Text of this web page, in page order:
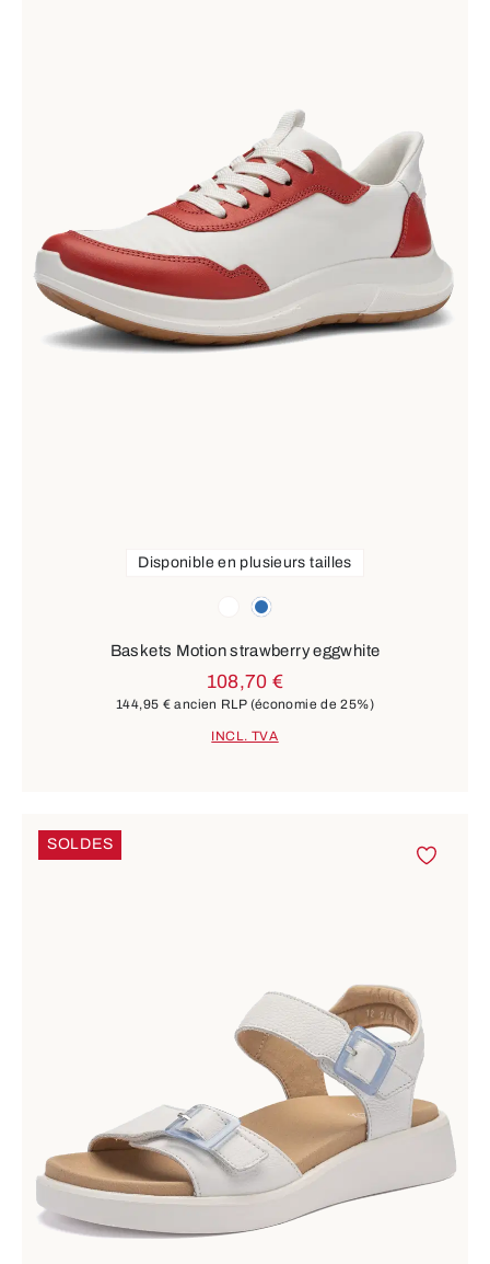
blancbleu
Disponible en plusieurs tailles
Baskets Motion strawberry eggwhite
108,70 €
144,95 € ancien RLP (économie de 25%)
INCL. TVA
SOLDES